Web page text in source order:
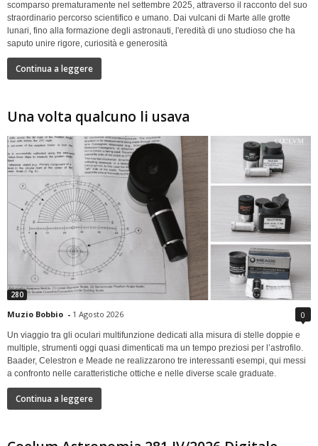
scomparso prematuramente nel settembre 2025, attraverso il racconto del suo
straordinario percorso scientifico e umano. Dai vulcani di Marte alle grotte
lunari, fino alla formazione degli astronauti, l'eredità di uno studioso che ha
saputo unire rigore, curiosità e generosità
Continua a leggere
Una volta qualcuno li usava
280
Muzio Bobbio - 1 Agosto 2026 0
Un viaggio tra gli oculari multifunzione dedicati alla misura di stelle doppie e
multiple, strumenti oggi quasi dimenticati ma un tempo preziosi per l’astrofilo.
Baader, Celestron e Meade ne realizzarono tre interessanti esempi, qui messi
a confronto nelle caratteristiche ottiche e nelle diverse scale graduate.
Continua a leggere